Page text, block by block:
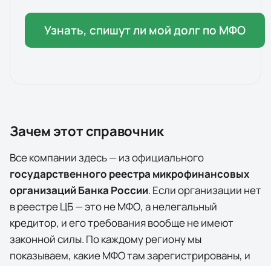
Узнать, спишут ли мой долг по МФО
Зачем этот справочник
Все компании здесь — из официального
государственного реестра микрофинансовых
организаций Банка России. Если организации нет
в реестре ЦБ — это не МФО, а нелегальный
кредитор, и его требования вообще не имеют
законной силы. По каждому региону мы
показываем, какие МФО там зарегистрированы, и